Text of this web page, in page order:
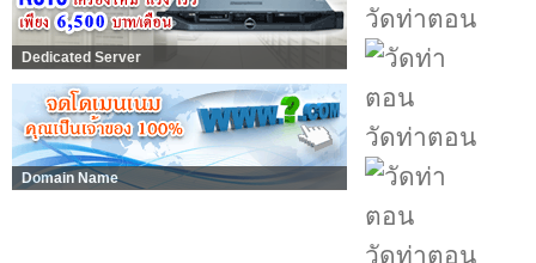
Dedicated Server
Domain Name
วัดท่าตอน
วัดท่าตอน
วัดท่าตอน